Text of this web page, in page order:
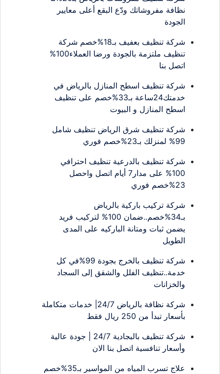
نظافة مفروشاتك ودّع البقع أعلى معايير
الجودة
شركة تنظيف بعفيف بـ18%خصم شركة
تنظيف ملتزمة بالجودة ورضا العملاء100%
اتصل بنا
شركة تنظيف اسطح المنازل بالرياض في
خدمتك24ساعة بـ33%خصم على تنظيف
اسطح المنازل و البيوت
شركة تنظيف شرق الرياض تنظيف شامل
99% لمنزلك بـ23%خصم فوري
شركة تنظيف بالدرعية تنظيف احترافي
100% على مدار7 أيام اتصل واحصل
23%خصم فوري
شركة تركيب باركية بالرياض
بـ34%خصم..ضمان 100% لتركيب فريد
يضمن ثبات ومتانة الباركيه على المدى
الطويل
شركة تنظيف بالخرج بجودة 99%في كل
خدمة..تنظيف الفلل والشقق إلى السجاد
والخزانات
شركة نظافة بالرياض 24/7| خدمات متكاملة
بأسعار تبدأ من 250 ريال فقط
شركة تنظيف بالبجادية 24/7 | جودة عالية
وأسعار تنافسية اتصل بنا الان
علاج تسرب المياه من المواسير بـ35%خصم